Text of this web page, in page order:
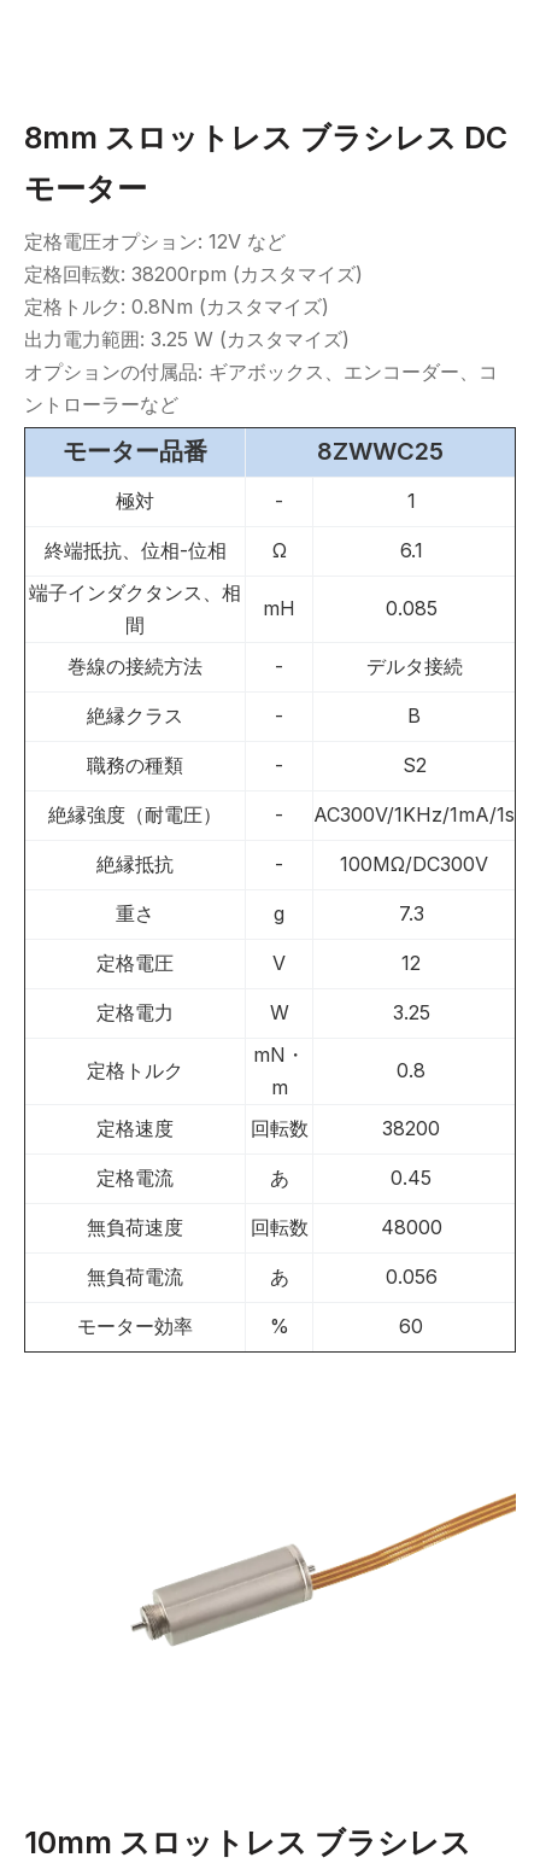
8mm スロットレス ブラシレス DC
モーター
定格電圧オプション: 12V など
定格回転数: 38200rpm (カスタマイズ)
定格トルク: 0.8Nm (カスタマイズ)
出力電力範囲: 3.25 W (カスタマイズ)
オプションの付属品: ギアボックス、エンコーダー、コ
ントローラーなど
モーター品番 8ZWWC25
極対 - 1
終端抵抗、位相-位相 Ω
6.1
端子インダクタンス、相
間
mH 0.085
巻線の接続方法 - デルタ接続
絶縁クラス - B
職務の種類 - S2
絶縁強度（耐電圧） - AC300V/1KHz/1mA/1s
絶縁抵抗 - 100MΩ/DC300V
重さ g 7.3
定格電圧 V 12
定格電力 W 3.25
定格トルク
mN・
m
0.8
定格速度 回転数 38200
定格電流 あ 0.45
無負荷速度 回転数 48000
無負荷電流 あ 0.056
モーター効率 % 60
10mm スロットレス ブラシレス